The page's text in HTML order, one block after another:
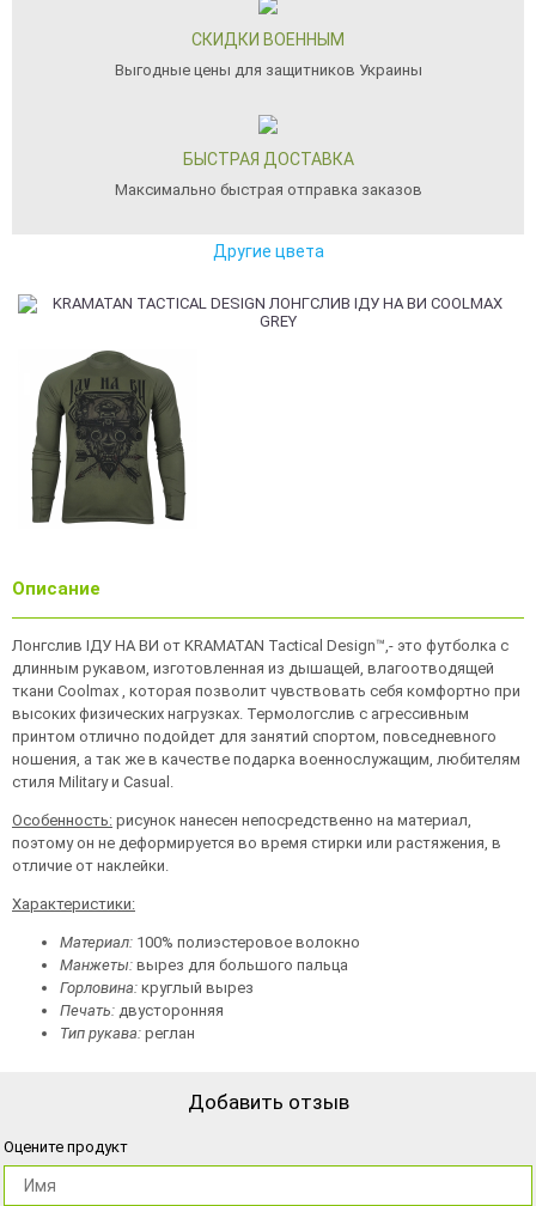
СКИДКИ ВОЕННЫМ
Выгодные цены для защитников Украины
БЫСТРАЯ ДОСТАВКА
Максимально быстрая отправка заказов
Другие цвета
Описание
Лонгслив ІДУ НА ВИ от KRAMATAN Tactical Design™,- это футболка с
длинным рукавом, изготовленная из дышащей, влагоотводящей
ткани Coolmax , которая позволит чувствовать себя комфортно при
высоких физических нагрузках. Термологслив с агрессивным
принтом отлично подойдет для занятий спортом, повседневного
ношения, а так же в качестве подарка военнослужащим, любителям
стиля Military и Casual.
Особенность: рисунок нанесен непосредственно на материал,
поэтому он не деформируется во время стирки или растяжения, в
отличие от наклейки.
Характеристики:
Материал: 100% полиэстеровое волокно
Манжеты: вырез для большого пальца
Горловина: круглый вырез
Печать: двусторонняя
Тип рукава: реглан
Добавить отзыв
Оцените продукт